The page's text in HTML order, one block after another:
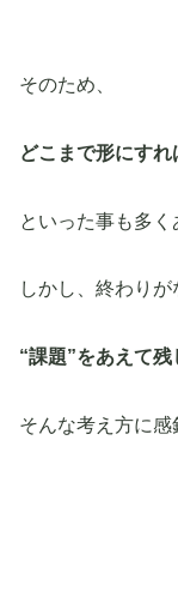
そのため、
どこまで形にす
といった事も多く
しかし、終わり
“課題”をあえて
そんな考え方に感